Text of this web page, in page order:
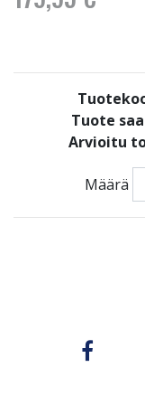
Tuote
Arvioitu
Määrä